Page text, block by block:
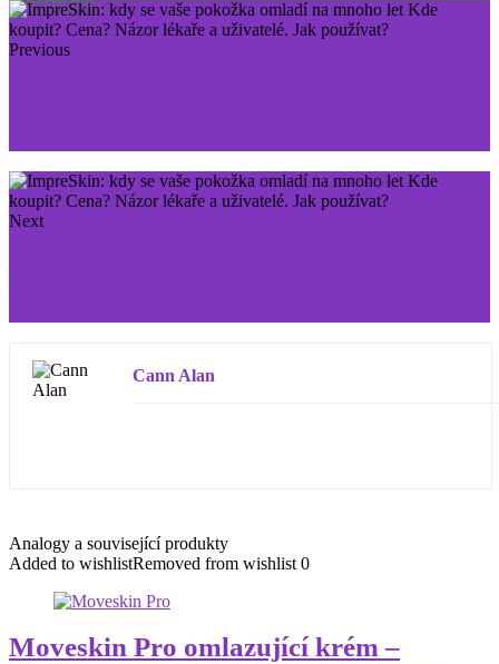
Previous
Next
Cann Alan
Analogy a související produkty
Added to wishlistRemoved from wishlist 0
Moveskin Pro omlazující krém –